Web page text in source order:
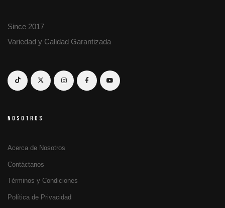
Since 2017
Variedad y Calidad Garantizada
NOSOTROS
Acerca de Nosotros
Contáctanos
Términos y Condiciones
Política de Privacidad